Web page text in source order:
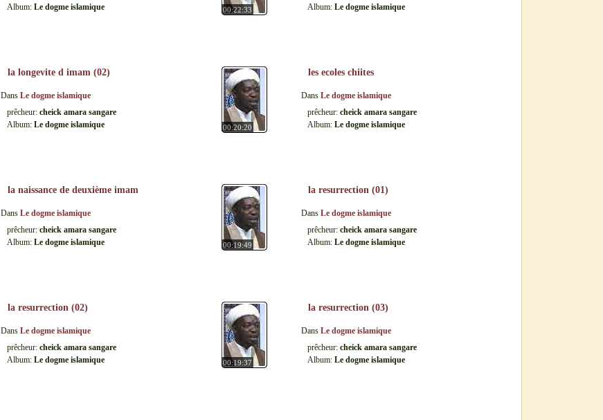
Album:Le dogme islamique 00:22:33
Album:Le dogme islamique
la longevite d imam (02)
Dans Le dogme islamique
prêcheur:cheick amara sangare
Album:Le dogme islamique 00:20:20
les ecoles chiites
Dans Le dogme islamique
prêcheur:cheick amara sangare
Album:Le dogme islamique
la naissance de deuxième imam
Dans Le dogme islamique
prêcheur:cheick amara sangare
Album:Le dogme islamique 00:19:49
la resurrection (01)
Dans Le dogme islamique
prêcheur:cheick amara sangare
Album:Le dogme islamique
la resurrection (02)
Dans Le dogme islamique
prêcheur:cheick amara sangare
Album:Le dogme islamique 00:19:37
la resurrection (03)
Dans Le dogme islamique
prêcheur:cheick amara sangare
Album:Le dogme islamique